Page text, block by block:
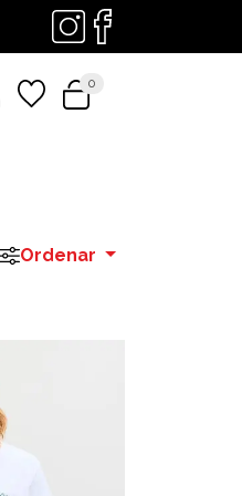
0
Ordenar